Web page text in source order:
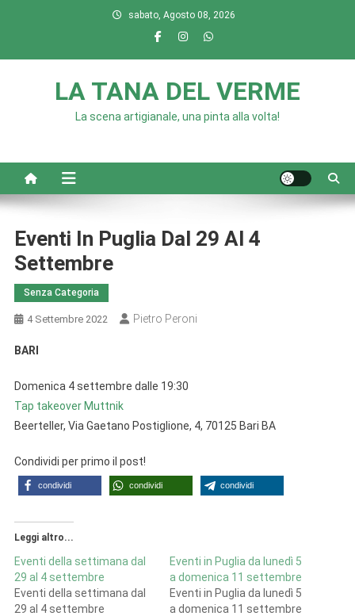
sabato, Agosto 08, 2026
LA TANA DEL VERME
La scena artigianale, una pinta alla volta!
Eventi In Puglia Dal 29 Al 4
Settembre
Senza Categoria
4 Settembre 2022 Pietro Peroni
BARI
Domenica 4 settembre dalle 19:30
Tap takeover Muttnik
Beerteller, Via Gaetano Postiglione, 4, 70125 Bari BA
Condividi per primo il post!
condividi condividi condividi
Leggi altro...
Eventi della settimana dal
29 al 4 settembre
Eventi della settimana dal
29 al 4 settembre
Eventi in Puglia da lunedì 5
a domenica 11 settembre
Eventi in Puglia da lunedì 5
a domenica 11 settembre